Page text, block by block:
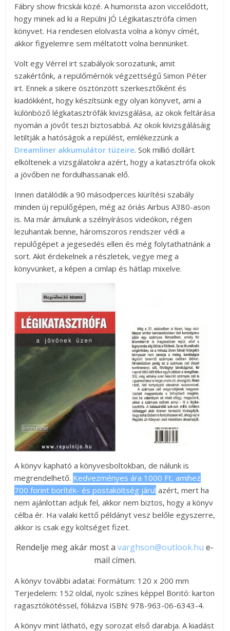
Fábry show fricskái közé. A humorista azon viccelődött,
hogy minek ad ki a Repülni JÓ Légikatasztrófa címen
könyvet. Ha rendesen elolvasta volna a könyv címét,
akkor figyelemre sem méltatott volna bennünket.
Volt egy Vérrel irt szabályok sorozatunk, amit
szakértőnk, a repülőmérnök végzettségű Simon Péter
irt. Ennek a sikere ösztönzött szerkesztőként és
kiadókként, hogy készítsünk egy olyan könyvet, ami a
különböző légkatasztrófák kivizsgálása, az okok feltárása
nyomán a jövőt teszi biztosabbá. Az okok kivizsgálásáig
letiltják a hatóságok a repülést, emlékezzünk a
Dreamliner akkumulátor tüzeire. Sok millió dollárt
elköltenek a vizsgálatokra azért, hogy a katasztrófa okok
a jövőben ne fordulhassanak elő.
Innen datálódik a 90 másodperces kiürítési szabály
minden új repülőgépen, még az óriás Airbus A380-ason
is. Ma már ámulunk a szélnyírásos videókon, régen
lezuhantak benne, háromszoros rendszer védi a
repülőgépet a jegesedés ellen és még folytathatnánk a
sort. Akit érdekelnek a részletek, vegye meg a
könyvünket, a képen a cimlap és hátlap mixelve.
A könyv kapható a könyvesboltokban, de nálunk is
megrendelhető. Kedvezményes ára 1000 Ft, amihez
700 forint boríték- és postaköltség járul azért, mert ha
nem ajánlottan adjuk fel, akkor nem biztos, hogy a könyv
célba ér. Ha valaki kettő példányt vesz belőle egyszerre,
akkor is csak egy költséget fizet.
Rendelje meg akár most avarghson@outlook.hu e-
mail címen.
A könyv további adatai: Formátum: 120 x 200 mm
Terjedelem: 152 oldal, nyolc színes képpel Boritó: karton
ragasztókötéssel, fóliázva ISBN: 978-963-06-6343-4.
A könyv mint látható, egy sorozat első darabja. A kiadást